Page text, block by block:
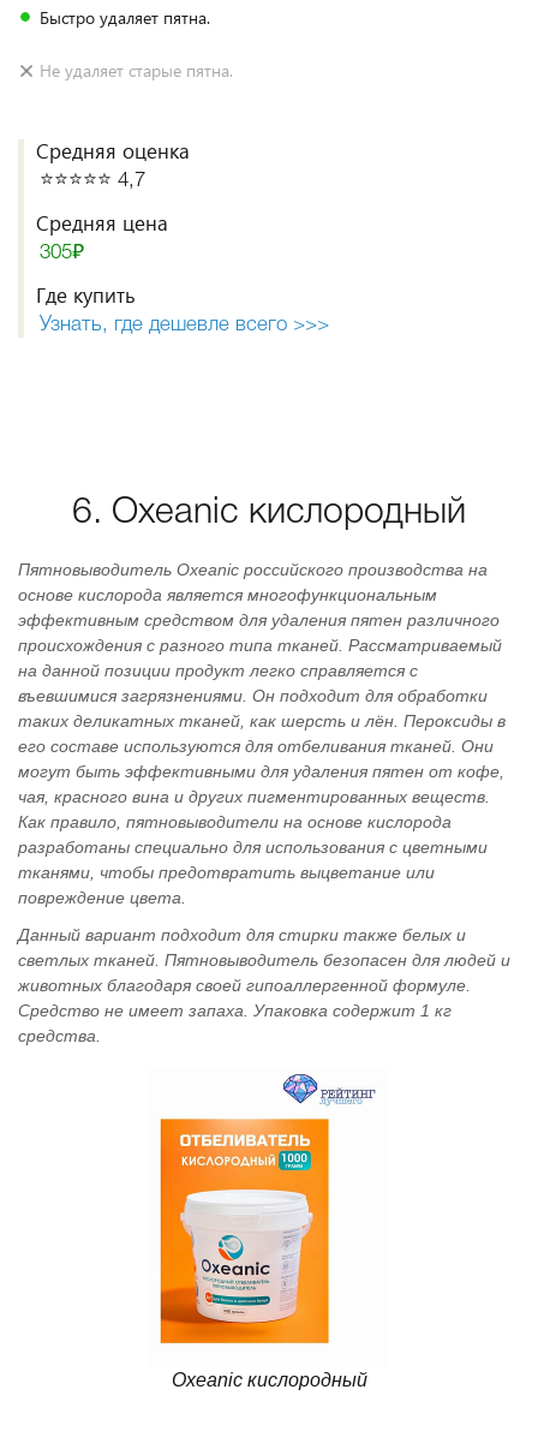
Быстро удаляет пятна.
Не удаляет старые пятна.
Средняя оценка
⭐️⭐️⭐️⭐️⭐️ 4,7
Средняя цена
305₽
Где купить
Узнать, где дешевле всего >>>
6. Oxeanic кислородный
Пятновыводитель Oxeanic российского производства на
основе кислорода является многофункциональным
эффективным средством для удаления пятен различного
происхождения с разного типа тканей. Рассматриваемый
на данной позиции продукт легко справляется с
въевшимися загрязнениями. Он подходит для обработки
таких деликатных тканей, как шерсть и лён. Пероксиды в
его составе используются для отбеливания тканей. Они
могут быть эффективными для удаления пятен от кофе,
чая, красного вина и других пигментированных веществ.
Как правило, пятновыводители на основе кислорода
разработаны специально для использования с цветными
тканями, чтобы предотвратить выцветание или
повреждение цвета.
Данный вариант подходит для стирки также белых и
светлых тканей. Пятновыводитель безопасен для людей и
животных благодаря своей гипоаллергенной формуле.
Средство не имеет запаха. Упаковка содержит 1 кг
средства.
Oxeanic кислородный